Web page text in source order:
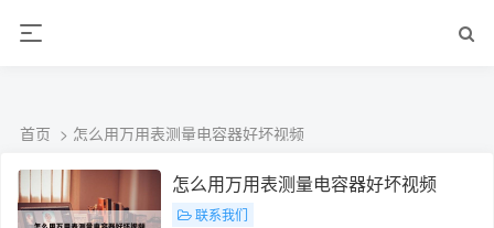
材经营部
首页 > 怎么用万用表测量电容器好坏视频
怎么用万用表测量电容器好坏视频
联系我们